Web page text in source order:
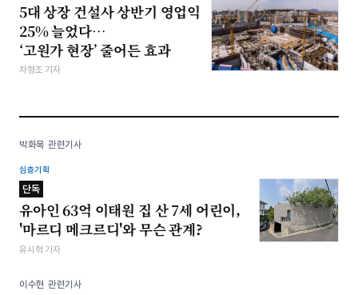
5대 상장 건설사 상반기 영업익
25% 늘었다…
‘고원가 현장’ 줄어든 효과
차형조 기자
박화목 관련기사
심층기획
단독
유아인 63억 이태원 집 산 7세 어린이,
'마르디 메크르디'와 무슨 관계?
유시혁 기자
이수현 관련기사